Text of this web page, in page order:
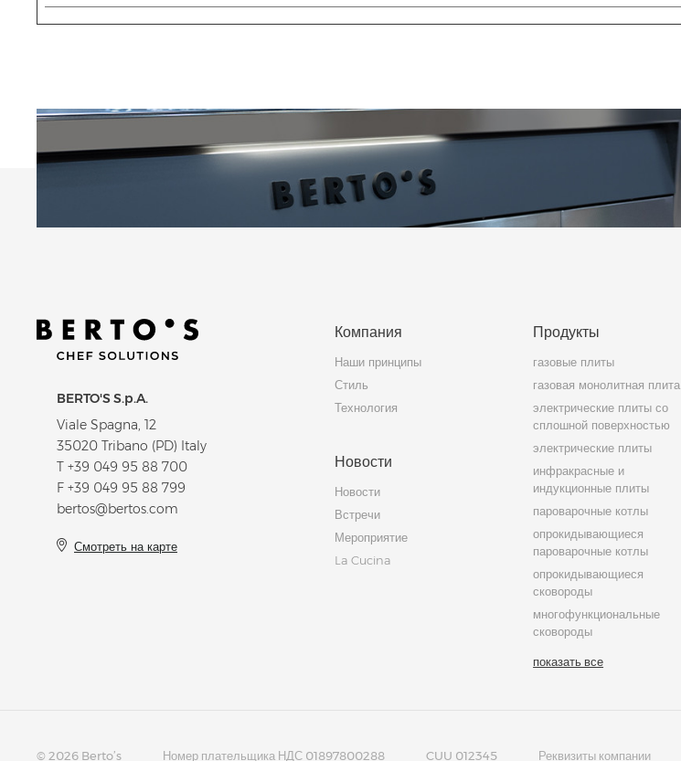
BERTO'S S.p.A.
Viale Spagna, 12
35020 Tribano (PD) Italy
T +39 049 95 88 700
F +39 049 95 88 799
bertos@bertos.com
Смотреть на карте
Компания
Наши принципы
Стиль
Технология
Новости
Новости
Встречи
Мероприятие
La Cucina
Продукты
газовые плиты
газовая монолитная плита
электрические плиты со
сплошной поверхностью
электрические плиты
инфракрасные и
индукционные плиты
пароварочные котлы
опрокидывающиеся
пароварочные котлы
опрокидывающиеся
сковороды
многофункциональные
сковороды
показать все
© 2026 Berto’s Номер плательщика НДС 01897800288 CUU 012345 Реквизиты компании